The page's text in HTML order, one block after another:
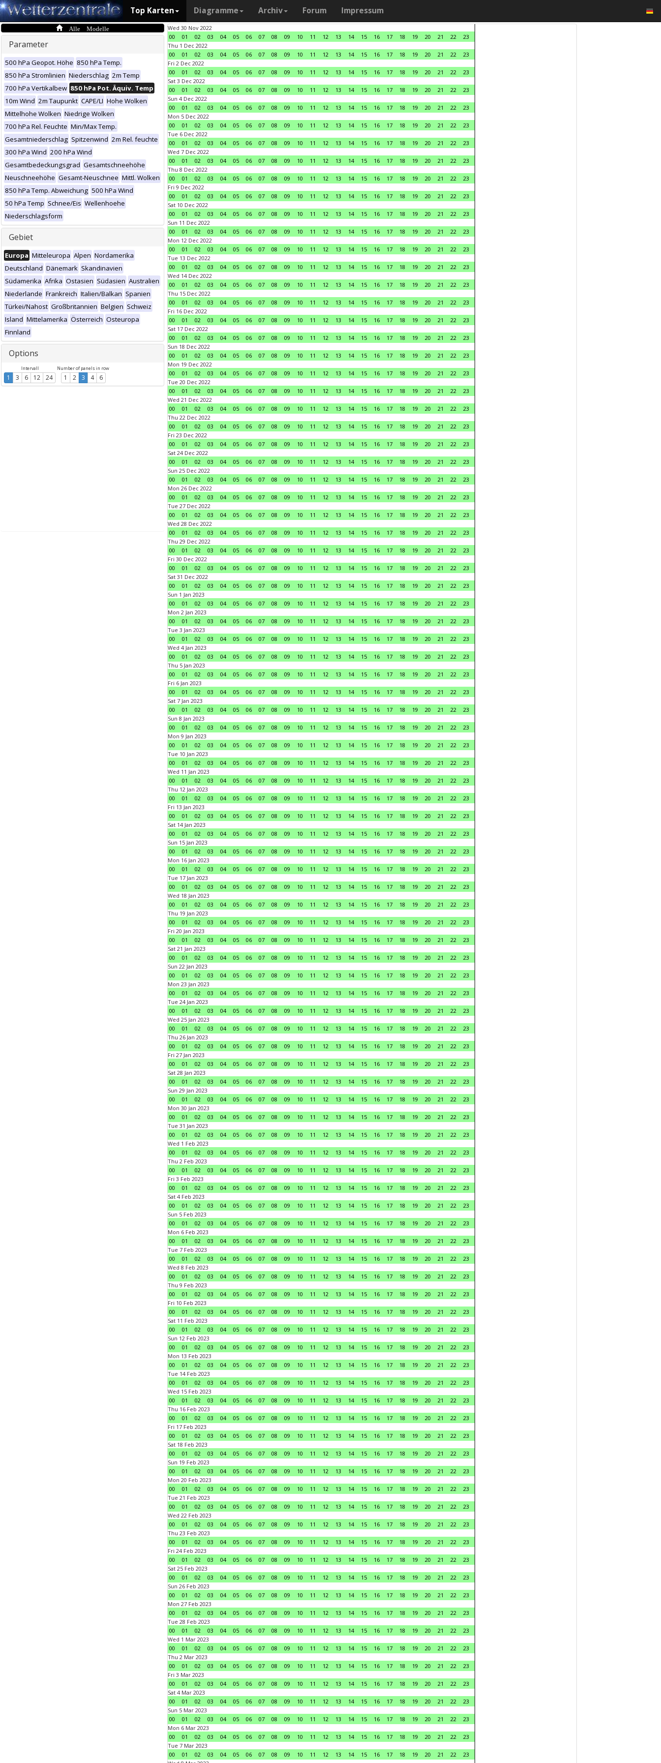
Top Karten Diagramme Archiv Forum Impressum
Alle Modelle
Parameter
500 hPa Geopot. Höhe 850 hPa Temp.
850 hPa Stromlinien Niederschlag 2m Temp
700 hPa Vertikalbew 850 hPa Pot. Äquiv. Temp
10m Wind 2m Taupunkt CAPE/LI Hohe Wolken
Mittelhohe Wolken Niedrige Wolken
700 hPa Rel. Feuchte Min/Max Temp.
Gesamtniederschlag Spitzenwind 2m Rel. feuchte
300 hPa Wind 200 hPa Wind
Gesamtbedeckungsgrad Gesamtschneehöhe
Neuschneehöhe Gesamt-Neuschnee Mittl. Wolken
850 hPa Temp. Abweichung 500 hPa Wind
50 hPa Temp Schnee/Eis Wellenhoehe
Niederschlagsform
Gebiet
Europa Mitteleuropa Alpen Nordamerika
Deutschland Dänemark Skandinavien
Südamerika Afrika Ostasien Südasien Australien
Niederlande Frankreich Italien/Balkan Spanien
Türkei/Nahost Großbritannien Belgien Schweiz
Island Mittelamerika Österreich Osteuropa
Finnland
Options
Intervall
1 3 6 12 24
Number of panels in row
1 2 3 4 6
Wed 30 Nov 2022
00
01 02 03 04 05 06 07 08 09 10 11 12 13 14 15 16 17 18 19 20 21 22
23
Thu 1 Dec 2022
00
01 02 03 04 05 06 07 08 09 10 11 12 13 14 15 16 17 18 19 20 21 22
23
Fri 2 Dec 2022
00
01 02 03 04 05 06 07 08 09 10 11 12 13 14 15 16 17 18 19 20 21 22
23
Sat 3 Dec 2022
00
01 02 03 04 05 06 07 08 09 10 11 12 13 14 15 16 17 18 19 20 21 22
23
Sun 4 Dec 2022
00
01 02 03 04 05 06 07 08 09 10 11 12 13 14 15 16 17 18 19 20 21 22
23
Mon 5 Dec 2022
00
01 02 03 04 05 06 07 08 09 10 11 12 13 14 15 16 17 18 19 20 21 22
23
Tue 6 Dec 2022
00
01 02 03 04 05 06 07 08 09 10 11 12 13 14 15 16 17 18 19 20 21 22
23
Wed 7 Dec 2022
00
01 02 03 04 05 06 07 08 09 10 11 12 13 14 15 16 17 18 19 20 21 22
23
Thu 8 Dec 2022
00
01 02 03 04 05 06 07 08 09 10 11 12 13 14 15 16 17 18 19 20 21 22
23
Fri 9 Dec 2022
00
01 02 03 04 05 06 07 08 09 10 11 12 13 14 15 16 17 18 19 20 21 22
23
Sat 10 Dec 2022
00
01 02 03 04 05 06 07 08 09 10 11 12 13 14 15 16 17 18 19 20 21 22
23
Sun 11 Dec 2022
00
01 02 03 04 05 06 07 08 09 10 11 12 13 14 15 16 17 18 19 20 21 22
23
Mon 12 Dec 2022
00
01 02 03 04 05 06 07 08 09 10 11 12 13 14 15 16 17 18 19 20 21 22
23
Tue 13 Dec 2022
00
01 02 03 04 05 06 07 08 09 10 11 12 13 14 15 16 17 18 19 20 21 22
23
Wed 14 Dec 2022
00
01 02 03 04 05 06 07 08 09 10 11 12 13 14 15 16 17 18 19 20 21 22
23
Thu 15 Dec 2022
00
01 02 03 04 05 06 07 08 09 10 11 12 13 14 15 16 17 18 19 20 21 22
23
Fri 16 Dec 2022
00
01 02 03 04 05 06 07 08 09 10 11 12 13 14 15 16 17 18 19 20 21 22
23
Sat 17 Dec 2022
00
01 02 03 04 05 06 07 08 09 10 11 12 13 14 15 16 17 18 19 20 21 22
23
Sun 18 Dec 2022
00
01 02 03 04 05 06 07 08 09 10 11 12 13 14 15 16 17 18 19 20 21 22
23
Mon 19 Dec 2022
00
01 02 03 04 05 06 07 08 09 10 11 12 13 14 15 16 17 18 19 20 21 22
23
Tue 20 Dec 2022
00
01 02 03 04 05 06 07 08 09 10 11 12 13 14 15 16 17 18 19 20 21 22
23
Wed 21 Dec 2022
00
01 02 03 04 05 06 07 08 09 10 11 12 13 14 15 16 17 18 19 20 21 22
23
Thu 22 Dec 2022
00
01 02 03 04 05 06 07 08 09 10 11 12 13 14 15 16 17 18 19 20 21 22
23
Fri 23 Dec 2022
00
01 02 03 04 05 06 07 08 09 10 11 12 13 14 15 16 17 18 19 20 21 22
23
Sat 24 Dec 2022
00
01 02 03 04 05 06 07 08 09 10 11 12 13 14 15 16 17 18 19 20 21 22
23
Sun 25 Dec 2022
00
01 02 03 04 05 06 07 08 09 10 11 12 13 14 15 16 17 18 19 20 21 22
23
Mon 26 Dec 2022
00
01 02 03 04 05 06 07 08 09 10 11 12 13 14 15 16 17 18 19 20 21 22
23
Tue 27 Dec 2022
00
01 02 03 04 05 06 07 08 09 10 11 12 13 14 15 16 17 18 19 20 21 22
23
Wed 28 Dec 2022
00
01 02 03 04 05 06 07 08 09 10 11 12 13 14 15 16 17 18 19 20 21 22
23
Thu 29 Dec 2022
00
01 02 03 04 05 06 07 08 09 10 11 12 13 14 15 16 17 18 19 20 21 22
23
Fri 30 Dec 2022
00
01 02 03 04 05 06 07 08 09 10 11 12 13 14 15 16 17 18 19 20 21 22
23
Sat 31 Dec 2022
00
01 02 03 04 05 06 07 08 09 10 11 12 13 14 15 16 17 18 19 20 21 22
23
Sun 1 Jan 2023
00
01 02 03 04 05 06 07 08 09 10 11 12 13 14 15 16 17 18 19 20 21 22
23
Mon 2 Jan 2023
00
01 02 03 04 05 06 07 08 09 10 11 12 13 14 15 16 17 18 19 20 21 22
23
Tue 3 Jan 2023
00
01 02 03 04 05 06 07 08 09 10 11 12 13 14 15 16 17 18 19 20 21 22
23
Wed 4 Jan 2023
00
01 02 03 04 05 06 07 08 09 10 11 12 13 14 15 16 17 18 19 20 21 22
23
Thu 5 Jan 2023
00
01 02 03 04 05 06 07 08 09 10 11 12 13 14 15 16 17 18 19 20 21 22
23
Fri 6 Jan 2023
00
01 02 03 04 05 06 07 08 09 10 11 12 13 14 15 16 17 18 19 20 21 22
23
Sat 7 Jan 2023
00
01 02 03 04 05 06 07 08 09 10 11 12 13 14 15 16 17 18 19 20 21 22
23
Sun 8 Jan 2023
00
01 02 03 04 05 06 07 08 09 10 11 12 13 14 15 16 17 18 19 20 21 22
23
Mon 9 Jan 2023
00
01 02 03 04 05 06 07 08 09 10 11 12 13 14 15 16 17 18 19 20 21 22
23
Tue 10 Jan 2023
00
01 02 03 04 05 06 07 08 09 10 11 12 13 14 15 16 17 18 19 20 21 22
23
Wed 11 Jan 2023
00
01 02 03 04 05 06 07 08 09 10 11 12 13 14 15 16 17 18 19 20 21 22
23
Thu 12 Jan 2023
00
01 02 03 04 05 06 07 08 09 10 11 12 13 14 15 16 17 18 19 20 21 22
23
Fri 13 Jan 2023
00
01 02 03 04 05 06 07 08 09 10 11 12 13 14 15 16 17 18 19 20 21 22
23
Sat 14 Jan 2023
00
01 02 03 04 05 06 07 08 09 10 11 12 13 14 15 16 17 18 19 20 21 22
23
Sun 15 Jan 2023
00
01 02 03 04 05 06 07 08 09 10 11 12 13 14 15 16 17 18 19 20 21 22
23
Mon 16 Jan 2023
00
01 02 03 04 05 06 07 08 09 10 11 12 13 14 15 16 17 18 19 20 21 22
23
Tue 17 Jan 2023
00
01 02 03 04 05 06 07 08 09 10 11 12 13 14 15 16 17 18 19 20 21 22
23
Wed 18 Jan 2023
00
01 02 03 04 05 06 07 08 09 10 11 12 13 14 15 16 17 18 19 20 21 22
23
Thu 19 Jan 2023
00
01 02 03 04 05 06 07 08 09 10 11 12 13 14 15 16 17 18 19 20 21 22
23
Fri 20 Jan 2023
00
01 02 03 04 05 06 07 08 09 10 11 12 13 14 15 16 17 18 19 20 21 22
23
Sat 21 Jan 2023
00
01 02 03 04 05 06 07 08 09 10 11 12 13 14 15 16 17 18 19 20 21 22
23
Sun 22 Jan 2023
00
01 02 03 04 05 06 07 08 09 10 11 12 13 14 15 16 17 18 19 20 21 22
23
Mon 23 Jan 2023
00
01 02 03 04 05 06 07 08 09 10 11 12 13 14 15 16 17 18 19 20 21 22
23
Tue 24 Jan 2023
00
01 02 03 04 05 06 07 08 09 10 11 12 13 14 15 16 17 18 19 20 21 22
23
Wed 25 Jan 2023
00
01 02 03 04 05 06 07 08 09 10 11 12 13 14 15 16 17 18 19 20 21 22
23
Thu 26 Jan 2023
00
01 02 03 04 05 06 07 08 09 10 11 12 13 14 15 16 17 18 19 20 21 22
23
Fri 27 Jan 2023
00
01 02 03 04 05 06 07 08 09 10 11 12 13 14 15 16 17 18 19 20 21 22
23
Sat 28 Jan 2023
00
01 02 03 04 05 06 07 08 09 10 11 12 13 14 15 16 17 18 19 20 21 22
23
Sun 29 Jan 2023
00
01 02 03 04 05 06 07 08 09 10 11 12 13 14 15 16 17 18 19 20 21 22
23
Mon 30 Jan 2023
00
01 02 03 04 05 06 07 08 09 10 11 12 13 14 15 16 17 18 19 20 21 22
23
Tue 31 Jan 2023
00
01 02 03 04 05 06 07 08 09 10 11 12 13 14 15 16 17 18 19 20 21 22
23
Wed 1 Feb 2023
00
01 02 03 04 05 06 07 08 09 10 11 12 13 14 15 16 17 18 19 20 21 22
23
Thu 2 Feb 2023
00
01 02 03 04 05 06 07 08 09 10 11 12 13 14 15 16 17 18 19 20 21 22
23
Fri 3 Feb 2023
00
01 02 03 04 05 06 07 08 09 10 11 12 13 14 15 16 17 18 19 20 21 22
23
Sat 4 Feb 2023
00
01 02 03 04 05 06 07 08 09 10 11 12 13 14 15 16 17 18 19 20 21 22
23
Sun 5 Feb 2023
00
01 02 03 04 05 06 07 08 09 10 11 12 13 14 15 16 17 18 19 20 21 22
23
Mon 6 Feb 2023
00
01 02 03 04 05 06 07 08 09 10 11 12 13 14 15 16 17 18 19 20 21 22
23
Tue 7 Feb 2023
00
01 02 03 04 05 06 07 08 09 10 11 12 13 14 15 16 17 18 19 20 21 22
23
Wed 8 Feb 2023
00
01 02 03 04 05 06 07 08 09 10 11 12 13 14 15 16 17 18 19 20 21 22
23
Thu 9 Feb 2023
00
01 02 03 04 05 06 07 08 09 10 11 12 13 14 15 16 17 18 19 20 21 22
23
Fri 10 Feb 2023
00
01 02 03 04 05 06 07 08 09 10 11 12 13 14 15 16 17 18 19 20 21 22
23
Sat 11 Feb 2023
00
01 02 03 04 05 06 07 08 09 10 11 12 13 14 15 16 17 18 19 20 21 22
23
Sun 12 Feb 2023
00
01 02 03 04 05 06 07 08 09 10 11 12 13 14 15 16 17 18 19 20 21 22
23
Mon 13 Feb 2023
00
01 02 03 04 05 06 07 08 09 10 11 12 13 14 15 16 17 18 19 20 21 22
23
Tue 14 Feb 2023
00
01 02 03 04 05 06 07 08 09 10 11 12 13 14 15 16 17 18 19 20 21 22
23
Wed 15 Feb 2023
00
01 02 03 04 05 06 07 08 09 10 11 12 13 14 15 16 17 18 19 20 21 22
23
Thu 16 Feb 2023
00
01 02 03 04 05 06 07 08 09 10 11 12 13 14 15 16 17 18 19 20 21 22
23
Fri 17 Feb 2023
00
01 02 03 04 05 06 07 08 09 10 11 12 13 14 15 16 17 18 19 20 21 22
23
Sat 18 Feb 2023
00
01 02 03 04 05 06 07 08 09 10 11 12 13 14 15 16 17 18 19 20 21 22
23
Sun 19 Feb 2023
00
01 02 03 04 05 06 07 08 09 10 11 12 13 14 15 16 17 18 19 20 21 22
23
Mon 20 Feb 2023
00
01 02 03 04 05 06 07 08 09 10 11 12 13 14 15 16 17 18 19 20 21 22
23
Tue 21 Feb 2023
00
01 02 03 04 05 06 07 08 09 10 11 12 13 14 15 16 17 18 19 20 21 22
23
Wed 22 Feb 2023
00
01 02 03 04 05 06 07 08 09 10 11 12 13 14 15 16 17 18 19 20 21 22
23
Thu 23 Feb 2023
00
01 02 03 04 05 06 07 08 09 10 11 12 13 14 15 16 17 18 19 20 21 22
23
Fri 24 Feb 2023
00
01 02 03 04 05 06 07 08 09 10 11 12 13 14 15 16 17 18 19 20 21 22
23
Sat 25 Feb 2023
00
01 02 03 04 05 06 07 08 09 10 11 12 13 14 15 16 17 18 19 20 21 22
23
Sun 26 Feb 2023
00
01 02 03 04 05 06 07 08 09 10 11 12 13 14 15 16 17 18 19 20 21 22
23
Mon 27 Feb 2023
00
01 02 03 04 05 06 07 08 09 10 11 12 13 14 15 16 17 18 19 20 21 22
23
Tue 28 Feb 2023
00
01 02 03 04 05 06 07 08 09 10 11 12 13 14 15 16 17 18 19 20 21 22
23
Wed 1 Mar 2023
00
01 02 03 04 05 06 07 08 09 10 11 12 13 14 15 16 17 18 19 20 21 22
23
Thu 2 Mar 2023
00
01 02 03 04 05 06 07 08 09 10 11 12 13 14 15 16 17 18 19 20 21 22
23
Fri 3 Mar 2023
00
01 02 03 04 05 06 07 08 09 10 11 12 13 14 15 16 17 18 19 20 21 22
23
Sat 4 Mar 2023
00
01 02 03 04 05 06 07 08 09 10 11 12 13 14 15 16 17 18 19 20 21 22
23
Sun 5 Mar 2023
00
01 02 03 04 05 06 07 08 09 10 11 12 13 14 15 16 17 18 19 20 21 22
23
Mon 6 Mar 2023
00
01 02 03 04 05 06 07 08 09 10 11 12 13 14 15 16 17 18 19 20 21 22
23
Tue 7 Mar 2023
00
01 02 03 04 05 06 07 08 09 10 11 12 13 14 15 16 17 18 19 20 21 22
23